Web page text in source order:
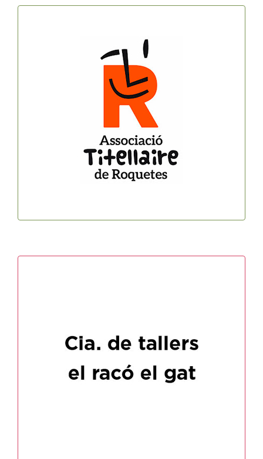
As. Titellaire de Roquetes
Horari: 1r dilluns de cada mes a les 19h
Contacte: titellada@gmail.com
MÉS INFO
Cia. de Titelles El racó del Gat
Horari: dijous a 19h